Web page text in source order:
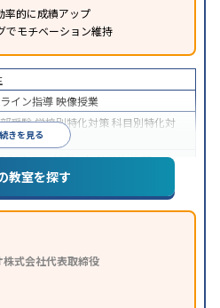
率的に成績アップ
でモチベーション維持
続きを見る
イン指導映像授業
受験学校別特化対策科目別特化対
制度あり授業の振替可能学習に
トを利用1科目から受講可能
予備校のアンケート調査方法を参照
教室を探す
株式会社代表取締役